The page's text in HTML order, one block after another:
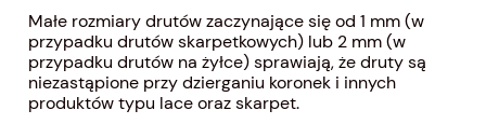
Małe rozmiary drutów zaczynające się od 1 mm (w
przypadku drutów skarpetkowych) lub 2 mm (w
przypadku drutów na żyłce) sprawiają, że druty są
niezastąpione przy dzierganiu koronek i innych
produktów typu lace oraz skarpet.